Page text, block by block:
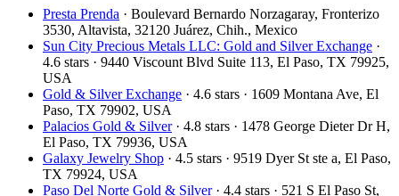
Presta Prenda · Boulevard Bernardo Norzagaray, Fronterizo
3530, Altavista, 32120 Juárez, Chih., Mexico
Sun City Precious Metals LLC: Gold and Silver Exchange ·
4.6 stars · 9440 Viscount Blvd Suite 113, El Paso, TX 79925,
USA
Gold & Silver Exchange · 4.6 stars · 1609 Montana Ave, El
Paso, TX 79902, USA
Palacios Gold & Silver· 4.8 stars · 1478 George Dieter Dr H,
El Paso, TX 79936, USA
Galaxy Jewelry Shop · 4.5 stars · 9519 Dyer St ste a, El Paso,
TX 79924, USA
Paso Del Norte Gold & Silver· 4.4 stars · 521 S El Paso St,